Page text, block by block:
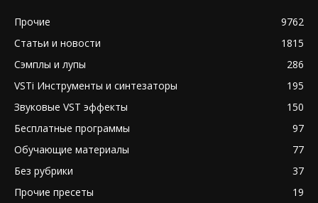
Прочие
9762
Статьи и новости
1815
Сэмплы и лупы
286
VSTi Инструменты и синтезаторы
195
Звуковые VST эффекты
150
Бесплатные программы
97
Обучающие материалы
77
Без рубрики
37
Прочие пресеты
19